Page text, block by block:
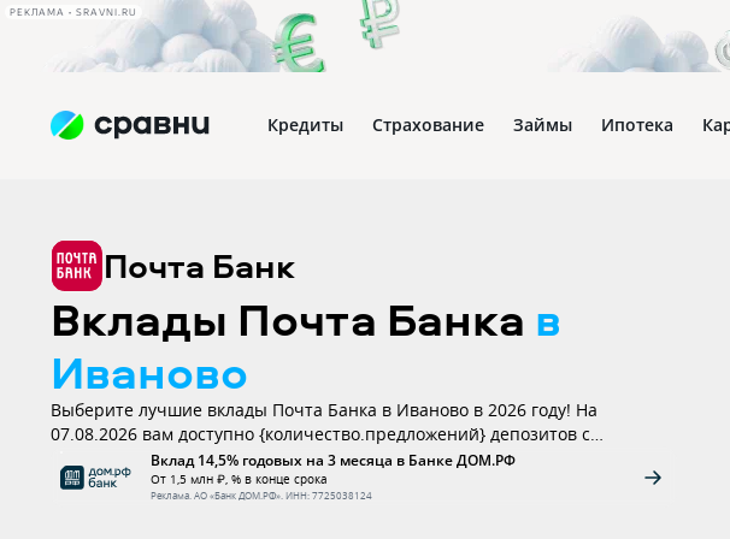
РЕКЛАМА • SRAVNI.RU
Кредиты Страхование Займы Ипотека
Почта Банк
Вклады Почта Банка в
Иваново
Выберите лучшие вклады Почта Банка в Иваново в 2026 году! На
07.08.2026 вам доступно {количество.предложений} депозитов с
процентной ставкой до 0%. Все вклады застрахованы.
Вклад 14,5% годовых на 3 месяца в Банке ДОМ.РФ
От 1,5 млн ₽, % в конце срока
Реклама.АО «Банк ДОМ.РФ». ИНН:7725038124